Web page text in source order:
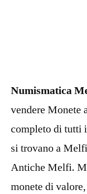
Numismatica
vendere Monete
completo di tutti
si trovano a
Antiche Melfi.
monete di